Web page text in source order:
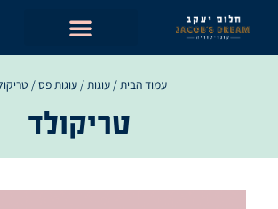
עמוד הבית/ עוגות/ עוגות פס/
טריקולד